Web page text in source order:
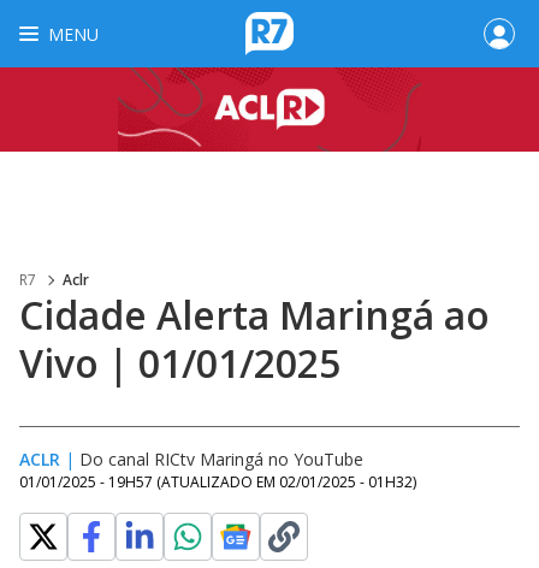
MENU
R7 Aclr
Cidade Alerta Maringá ao
Vivo | 01/01/2025
ACLR | Do canal RICtv Maringá no YouTube
01/01/2025 - 19H57 (ATUALIZADO EM 02/01/2025 - 01H32)